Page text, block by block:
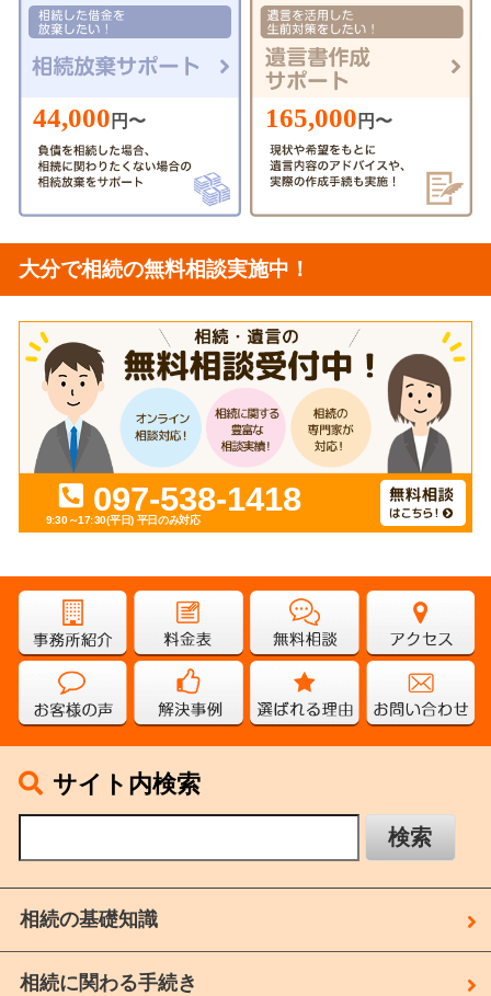
44,000 円〜 165,000 円〜
大分で相続の無料相談実施中！
097-538-1418
9:30～17:30(平日) 平日のみ対応
サイト内検索
相続の基礎知識
相続に関わる手続き